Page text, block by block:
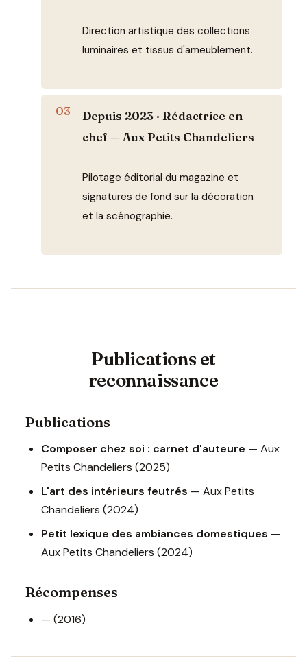
Direction artistique des collections
luminaires et tissus d'ameublement.
Depuis 2023 · Rédactrice en
chef — Aux Petits Chandeliers
Pilotage éditorial du magazine et
signatures de fond sur la décoration
et la scénographie.
Publications et
reconnaissance
Publications
Composer chez soi : carnet d'auteure — Aux
Petits Chandeliers (2025)
L'art des intérieurs feutrés — Aux Petits
Chandeliers (2024)
Petit lexique des ambiances domestiques —
Aux Petits Chandeliers (2024)
Récompenses
— (2016)